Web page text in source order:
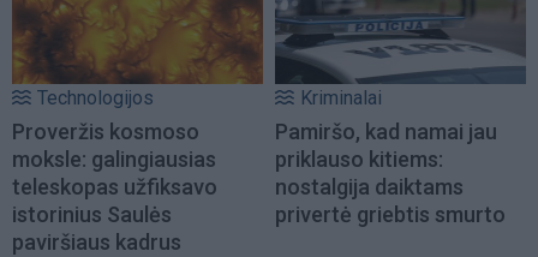
Technologijos
Proveržis kosmoso
moksle: galingiausias
teleskopas užfiksavo
istorinius Saulės
paviršiaus kadrus
Kriminalai
Pamiršo, kad namai jau
priklauso kitiems:
nostalgija daiktams
privertė griebtis smurto